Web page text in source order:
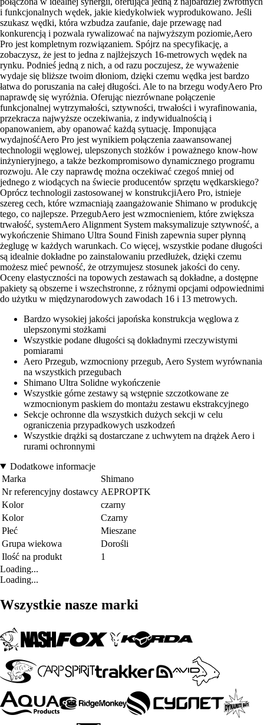
i funkcjonalnych wędek, jakie kiedykolwiek wyprodukowano. Jeśli
szukasz wędki, która wzbudza zaufanie, daje przewagę nad
konkurencją i pozwala rywalizować na najwyższym poziomie,Aero
Pro jest kompletnym rozwiązaniem. Spójrz na specyfikację, a
zobaczysz, że jest to jedna z najlżejszych 16-metrowych wędek na
rynku. Podnieś jedną z nich, a od razu poczujesz, że wyważenie
wydaje się bliższe twoim dłoniom, dzięki czemu wędka jest bardzo
łatwa do poruszania na całej długości. Ale to na brzegu wodyAero Pro
naprawdę się wyróżnia. Oferując niezrównane połączenie
funkcjonalnej wytrzymałości, sztywności, trwałości i wyrafinowania,
przekracza najwyższe oczekiwania, z indywidualnością i
opanowaniem, aby opanować każdą sytuację. Imponująca
wydajnośćAero Pro jest wynikiem połączenia zaawansowanej
technologii węglowej, ulepszonych stożków i poważnego know-how
inżynieryjnego, a także bezkompromisowo dynamicznego programu
rozwoju. Ale czy naprawdę można oczekiwać czegoś mniej od
jednego z wiodących na świecie producentów sprzętu wędkarskiego?
Oprócz technologii zastosowanej w konstrukcjiAero Pro, istnieje
szereg cech, które wzmacniają zaangażowanie Shimano w produkcję
tego, co najlepsze. PrzegubAero jest wzmocnieniem, które zwiększa
trwałość, systemAero Alignment System maksymalizuje sztywność, a
wykończenie Shimano Ultra Sound Finish zapewnia super płynną
żeglugę w każdych warunkach. Co więcej, wszystkie podane długości
są idealnie dokładne po zainstalowaniu przedłużek, dzięki czemu
możesz mieć pewność, że otrzymujesz stosunek jakości do ceny.
Oceny elastyczności na topowych zestawach są dokładne, a dostępne
pakiety są obszerne i wszechstronne, z różnymi opcjami odpowiednimi
do użytku w międzynarodowych zawodach 16 i 13 metrowych.
Bardzo wysokiej jakości japońska konstrukcja węglowa z
ulepszonymi stożkami
Wszystkie podane długości są dokładnymi rzeczywistymi
pomiarami
Aero Przegub, wzmocniony przegub, Aero System wyrównania
na wszystkich przegubach
Shimano Ultra Solidne wykończenie
Wszystkie górne zestawy są wstępnie szczotkowane ze
wzmocnionym paskiem do montażu zestawu ekstrakcyjnego
Sekcje ochronne dla wszystkich dużych sekcji w celu
ograniczenia przypadkowych uszkodzeń
Wszystkie drążki są dostarczane z uchwytem na drążek Aero i
rurami ochronnymi
Dodatkowe informacje
Marka
Shimano
Nr referencyjny dostawcy AEPROPTK
Kolor
czarny
Kolor
Czarny
Płeć
Mieszane
Grupa wiekowa
Dorośli
Ilość na produkt
1
Loading...
Loading...
Wszystkie nasze marki